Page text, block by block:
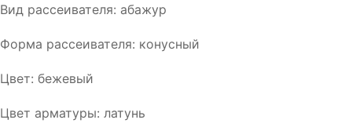
Вид рассеивателя: абажур
Форма рассеивателя: конусный
Цвет: бежевый
Цвет арматуры: латунь